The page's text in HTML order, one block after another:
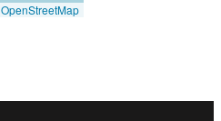
OpenStreetMap